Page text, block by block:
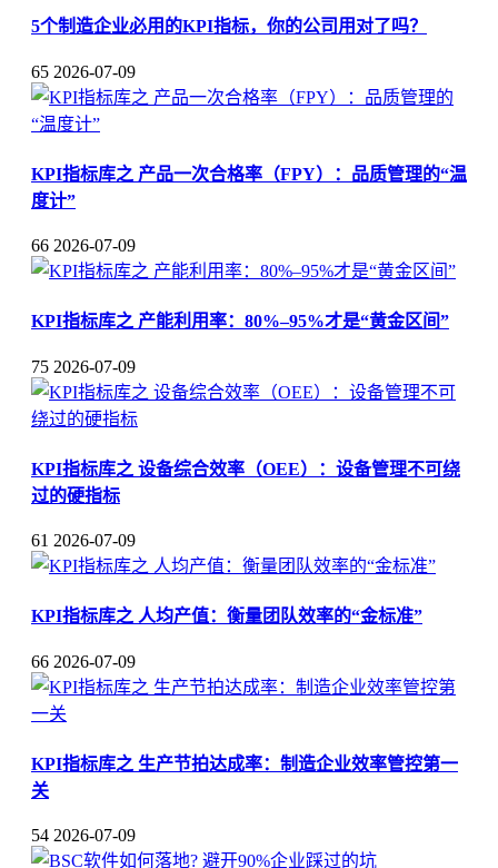
5个制造企业必用的KPI指标，你的公司用对了吗？
65 2026-07-09
KPI指标库之 产品一次合格率（FPY）：品质管理的“温
度计”
66 2026-07-09
KPI指标库之 产能利用率：80%–95%才是“黄金区间”
75 2026-07-09
KPI指标库之 设备综合效率（OEE）：设备管理不可绕
过的硬指标
61 2026-07-09
KPI指标库之 人均产值：衡量团队效率的“金标准”
66 2026-07-09
KPI指标库之 生产节拍达成率：制造企业效率管控第一
关
54 2026-07-09